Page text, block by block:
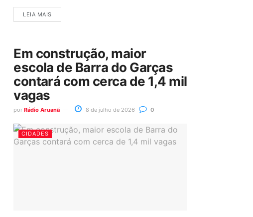
LEIA MAIS
Em construção, maior
escola de Barra do Garças
contará com cerca de 1,4 mil
vagas
por Rádio Aruanã 8 de julho de 2026 0
CIDADES